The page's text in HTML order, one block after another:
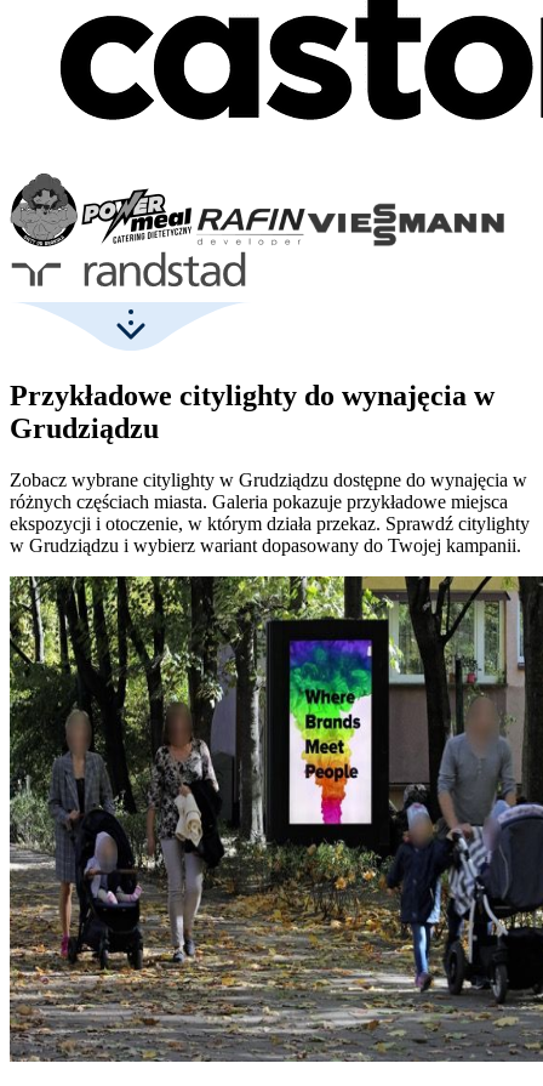
Przykładowe citylighty do wynajęcia w
Grudziądzu
Zobacz wybrane citylighty w Grudziądzu dostępne do wynajęcia w
różnych częściach miasta. Galeria pokazuje przykładowe miejsca
ekspozycji i otoczenie, w którym działa przekaz. Sprawdź citylighty
w Grudziądzu i wybierz wariant dopasowany do Twojej kampanii.